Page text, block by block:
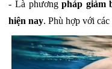
- Là phươngpháp giảm
hiện nay. Phù hợp với